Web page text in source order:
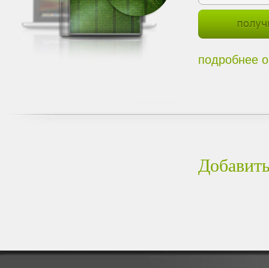
подробнее